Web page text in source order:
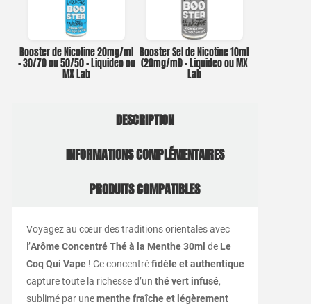
Booster de Nicotine 20mg/ml
– 30/70 ou 50/50 – Liquideo ou
MX Lab
Booster Sel de Nicotine 10ml
(20mg/ml) – Liquideo ou MX
Lab
DESCRIPTION
INFORMATIONS COMPLÉMENTAIRES
PRODUITS COMPATIBLES
Voyagez au cœur des traditions orientales avec
l’Arôme Concentré Thé à la Menthe 30ml de Le
Coq Qui Vape! Ce concentréfidèle et authentique
capture toute la richesse d’un thé vert infusé,
sublimé par unementhe fraîche et légèrement